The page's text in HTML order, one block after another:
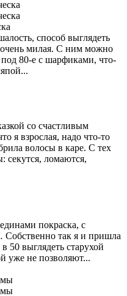
способ выглядеть
милая. С ним можно
под 80-е с шарфиками, что-
со счастливым
я взрослая, надо что-то
волосы в каре. С тех
секутся, ломаются,
покраска, с
так я и пришла
50 выглядеть старухой
уже не позволяют...